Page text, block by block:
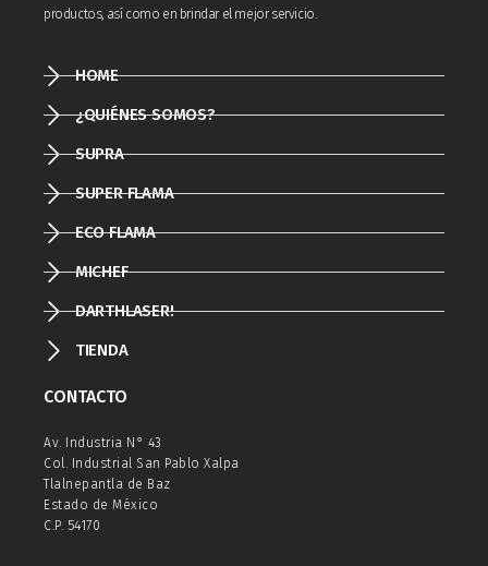
productos, así como en brindar el mejor servicio.
HOME
¿QUIÉNES SOMOS?
SUPRA
SUPER FLAMA
ECO FLAMA
MICHEF
DARTHLASER!
TIENDA
CONTACTO
Av. Industria N° 43
Col. Industrial San Pablo Xalpa
Tlalnepantla de Baz
Estado de México
C.P. 54170